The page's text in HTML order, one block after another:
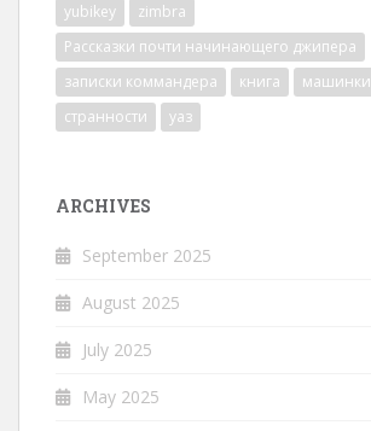
yubikey
zimbra
Рассказки почти начинающего джипера
записки коммандера
книга машинки
странности
уаз
ARCHIVES
September 2025
August 2025
July 2025
May 2025